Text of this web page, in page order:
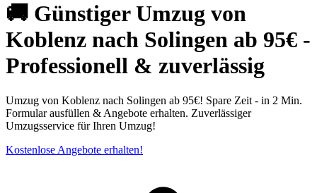
🚚 Günstiger Umzug von
Koblenz nach Solingen ab 95€ -
Professionell & zuverlässig
Umzug von Koblenz nach Solingen ab 95€! Spare Zeit - in 2 Min.
Formular ausfüllen & Angebote erhalten. Zuverlässiger
Umzugsservice für Ihren Umzug!
Kostenlose Angebote erhalten!